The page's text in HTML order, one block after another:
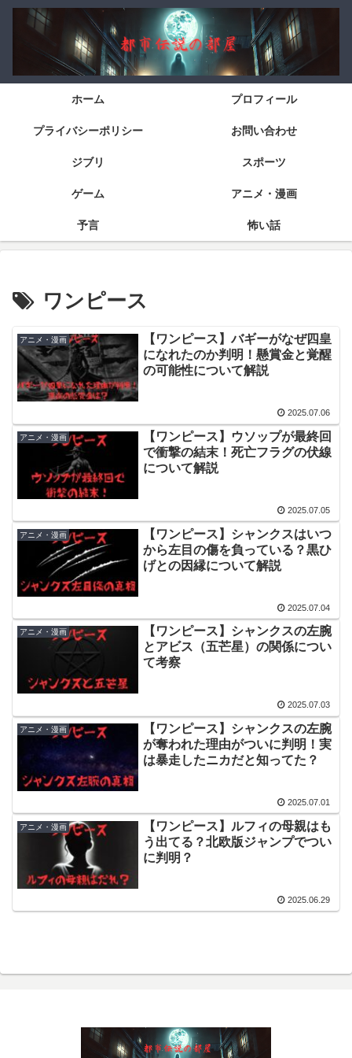
ホーム プロフィール
プライバシーポリシー お問い合わせ
ジブリ スポーツ
ゲーム アニメ・漫画
予言 怖い話
ワンピース
アニメ・漫画
【ワンピース】バギーがなぜ四皇
になれたのか判明！懸賞金と覚醒
の可能性について解説
2025.07.06
アニメ・漫画
【ワンピース】ウソップが最終回
で衝撃の結末！死亡フラグの伏線
について解説
2025.07.05
アニメ・漫画
【ワンピース】シャンクスはいつ
から左目の傷を負っている？黒ひ
げとの因縁について解説
2025.07.04
アニメ・漫画
【ワンピース】シャンクスの左腕
とアビス（五芒星）の関係につい
て考察
2025.07.03
アニメ・漫画
【ワンピース】シャンクスの左腕
が奪われた理由がついに判明！実
は暴走したニカだと知ってた？
2025.07.01
アニメ・漫画
【ワンピース】ルフィの母親はも
う出てる？北欧版ジャンプでつい
に判明？
2025.06.29